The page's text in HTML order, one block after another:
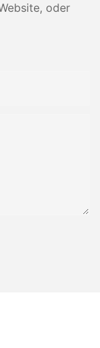
oder